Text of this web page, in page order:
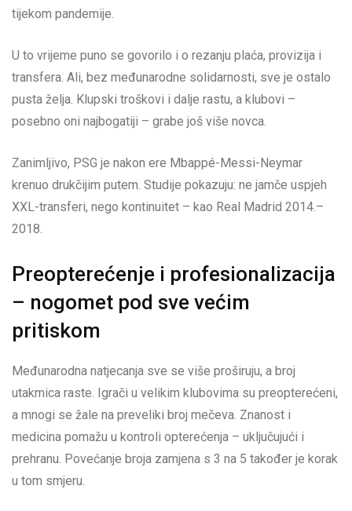
tijekom pandemije.
U to vrijeme puno se govorilo i o rezanju plaća, provizija i
transfera. Ali, bez međunarodne solidarnosti, sve je ostalo
pusta želja. Klupski troškovi i dalje rastu, a klubovi –
posebno oni najbogatiji – grabe još više novca.
Zanimljivo, PSG je nakon ere Mbappé-Messi-Neymar
krenuo drukčijim putem. Studije pokazuju: ne jamče uspjeh
XXL-transferi, nego kontinuitet – kao Real Madrid 2014.–
2018.
Preopterećenje i profesionalizacija
– nogomet pod sve većim
pritiskom
Međunarodna natjecanja sve se više proširuju, a broj
utakmica raste. Igrači u velikim klubovima su preopterećeni,
a mnogi se žale na preveliki broj mečeva. Znanost i
medicina pomažu u kontroli opterećenja – uključujući i
prehranu. Povećanje broja zamjena s 3 na 5 također je korak
u tom smjeru.